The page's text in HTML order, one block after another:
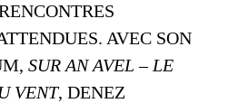
AVEC SON
SUR AN AVEL – LE
VENT, DENEZ